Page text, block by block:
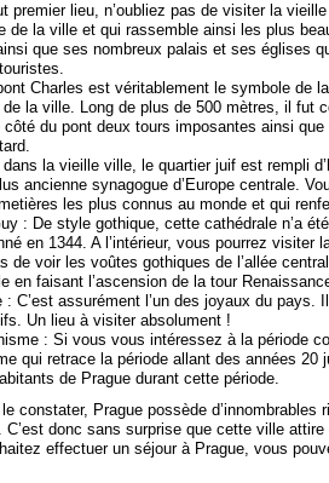
premier lieu, n’oubliez pas de visiter la
de la ville et qui rassemble ainsi les plus
que ses nombreux palais et ses églises
Charles est véritablement le symbole de
la ville. Long de plus de 500 mètres, il fut
du pont deux tours imposantes ainsi
la vieille ville, le quartier juif est rempli
ancienne synagogue d’Europe centrale.
les plus connus au monde et qui
: De style gothique, cette cathédrale n’a
en 1344. A l’intérieur, vous pourrez visiter
de voir les voûtes gothiques de l’allée
en faisant l’ascension de la tour
: C’est assurément l’un des joyaux du pays.
Un lieu à visiter absolument !
: Si vous vous intéressez à la période
qui retrace la période allant des années 20
de Prague durant cette période.
constater, Prague possède d’innombrables
C’est donc sans surprise que cette ville
effectuer un séjour à Prague, vous